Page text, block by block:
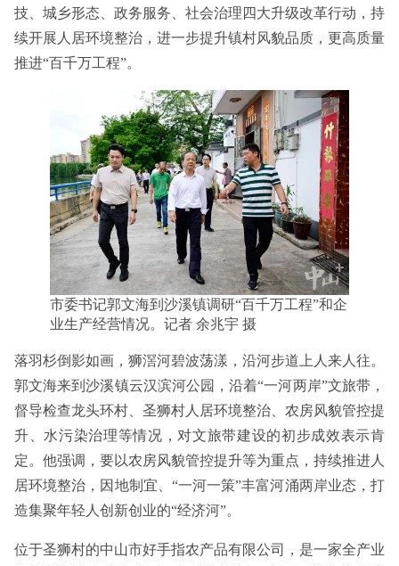
技、城乡形态、政务服务、社会治理四大升级改革行动，持
续开展人居环境整治，进一步提升镇村风貌品质，更高质量
推进“百千万工程”。
市委书记郭文海到沙溪镇调研“百千万工程”和企
业生产经营情况。记者 余兆宇 摄
落羽杉倒影如画，狮滘河碧波荡漾，沿河步道上人来人往。
郭文海来到沙溪镇云汉滨河公园，沿着“一河两岸”文旅带，
督导检查龙头环村、圣狮村人居环境整治、农房风貌管控提
升、水污染治理等情况，对文旅带建设的初步成效表示肯
定。他强调，要以农房风貌管控提升等为重点，持续推进人
居环境整治，因地制宜、“一河一策”丰富河涌两岸业态，打
造集聚年轻人创新创业的“经济河”。
位于圣狮村的中山市好手指农产品有限公司，是一家全产业